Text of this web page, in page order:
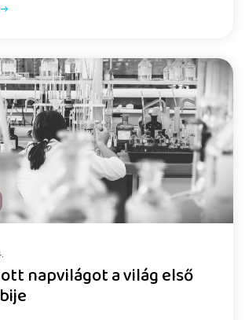
napvilágot a világ első